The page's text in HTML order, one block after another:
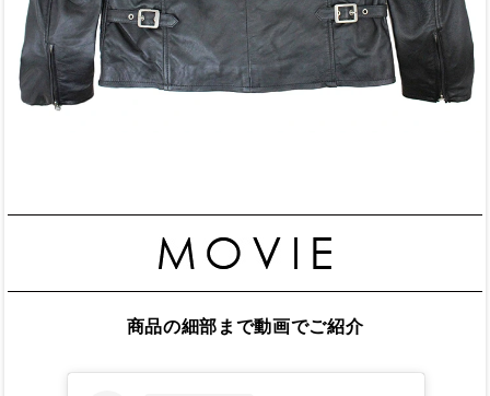
商品の細部まで動画でご紹介